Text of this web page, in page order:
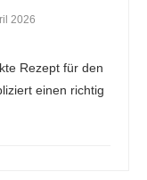
2026
Rezept für den
einen richtig